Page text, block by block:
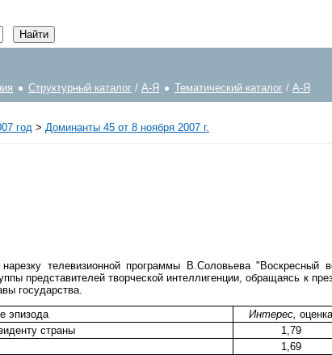
Структурный каталог / А-Я Тематический каталог / А-Я
год > Доминанты 45 от 8 ноября 2007 г.
телевизионной программы В.Соловьева
представителей творческой интеллигенции, обращаясь к
государства.
эпизода Интерес, оценка
страны 1,79
1,69